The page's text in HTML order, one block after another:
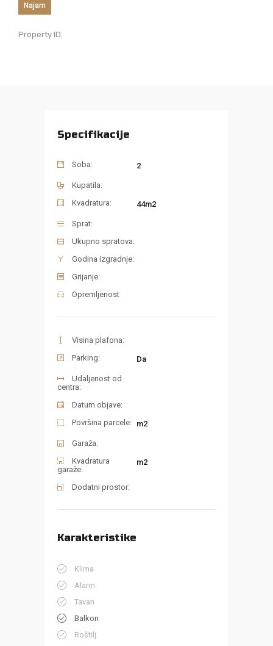
Najam
Property ID:
Specifikacije
Soba: 2
Kupatila:
Kvadratura:
44m2
Sprat:
Ukupno spratova:
Godina izgradnje:
Grijanje:
Opremljenost
Visina plafona:
Parking:
Da
Udaljenost od
centra:
Datum objave:
Površina parcele: m2
Garaža:
Kvadratura
garaže:
m2
Dodatni prostor:
Karakteristike
Klima
Alarm
Tavan
Balkon
Roštilj